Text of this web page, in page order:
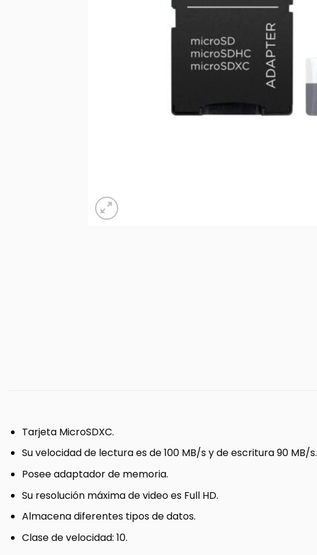
Tarjeta MicroSDXC.
Su velocidad de lectura es de 100 MB/s y de escritura 90 MB/s.
Posee adaptador de memoria.
Su resolución máxima de video es Full HD.
Almacena diferentes tipos de datos.
Clase de velocidad: 10.